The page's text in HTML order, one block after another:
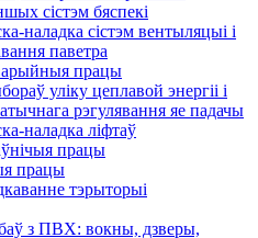
сістэм бяспекі
наладка сістэм вентыляцыі і
паветра
працы
уліку цеплавой энергіі і
рэгулявання яе падачы
наладка ліфтаў
працы
працы
тэрыторыі
з ПВХ: вокны, дзверы,